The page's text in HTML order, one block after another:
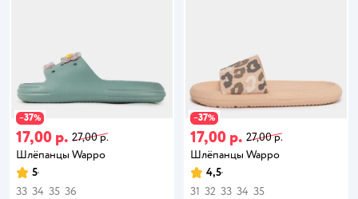
−37%
17,00 р. 27,00 р.
Шлёпанцы Wappo
5
33 34 35 36
−37%
17,00 р. 27,00 р.
Шлёпанцы Wappo
4,5
31 32 33 34 35